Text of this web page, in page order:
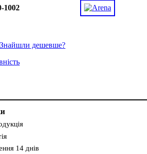
1002
Знайшли дешевше?
14 днів